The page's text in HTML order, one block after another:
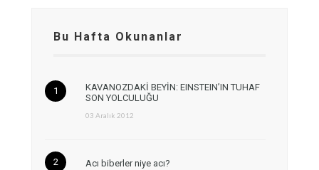
Bu Hafta Okunanlar
KAVANOZDAKİ BEYİN: EINSTEIN’IN TUHAF
SON YOLCULUĞU
03 Aralık 2012
Acı biberler niye acı?